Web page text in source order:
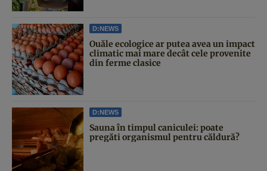
D:NEWS
Ouăle ecologice ar putea avea un impact
climatic mai mare decât cele provenite
din ferme clasice
D:NEWS
Sauna în timpul caniculei: poate
pregăti organismul pentru căldură?